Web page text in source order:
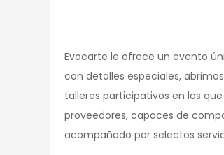
Evocarte le ofrece un evento
con detalles especiales,
talleres participativos en los
proveedores, capaces de
acompañado por selectos